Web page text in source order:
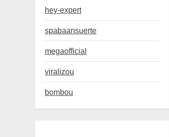
hey-expert
spabaansuerte
megaofficial
viralizou
bombou